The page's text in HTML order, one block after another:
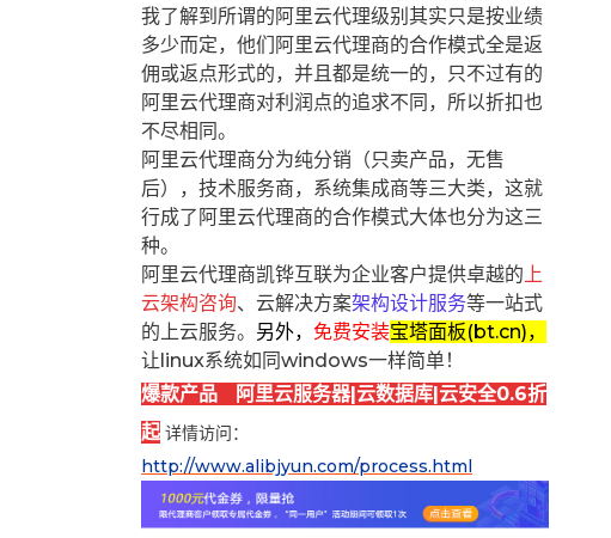
我了解到所谓的阿里云代理级别其实只是按业绩
多少而定，他们阿里云代理商的合作模式全是返
佣或返点形式的，并且都是统一的，只不过有的
阿里云代理商对利润点的追求不同，所以折扣也
不尽相同。
阿里云代理商分为纯分销（只卖产品，无售
后），技术服务商，系统集成商等三大类，这就
行成了阿里云代理商的合作模式大体也分为这三
种。
阿里云代理商凯铧互联为企业客户提供卓越的上
云架构咨询、云解决方案架构设计服务等一站式
的上云服务。 另外， 免费安装宝塔面板(bt.cn)，
让linux系统如同windows一样简单！
爆款产品 阿里云服务器|云数据库|云安全0.6折
起 详情访问：
http://www.alibjyun.com/process.html